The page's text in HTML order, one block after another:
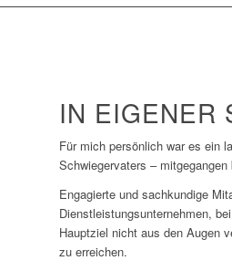
IN EIGENER
Für mich persönlich war es ein
Schwiegervaters –
Engagierte und sachkundige
Dienstleistungsunternehmen,
Hauptziel nicht aus den Augen
zu erreichen.